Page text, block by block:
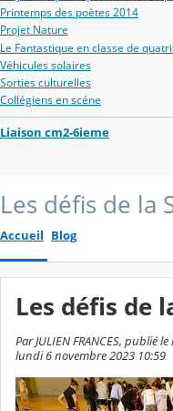
Printemps des poètes 2014
Projet Nature
Le Fantastique en classe de
Véhicules solaires
Sorties culturelles
Collégiens en scéne
Liaison cm2-6ieme
Les défis de la
Accueil Blog
Les défis de
Par JULIEN FRANCES, publié
lundi 6 novembre 2023 10:59